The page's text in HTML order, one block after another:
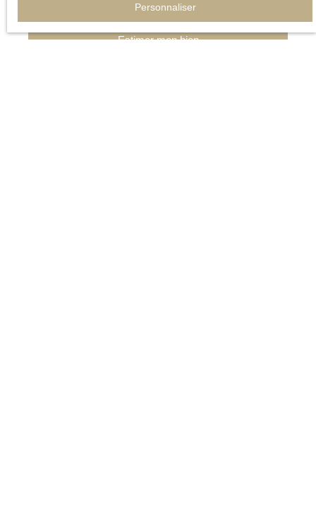
Estimer mon bien
Personnaliser